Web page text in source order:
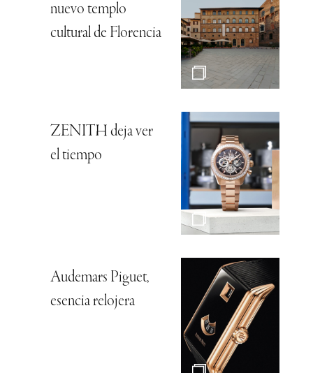
nuevo templo
cultural de Florencia
ZENITH deja ver
el tiempo
Audemars Piguet,
esencia relojera